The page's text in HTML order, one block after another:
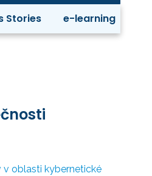
Stories e-learning
v oblasti kybernetické